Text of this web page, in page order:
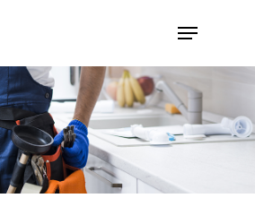
search or ESC to close